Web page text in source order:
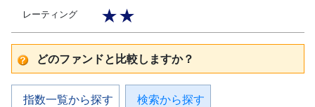
レーティング ★★
どのファンドと比較しますか？
指数一覧から探す 検索から探す